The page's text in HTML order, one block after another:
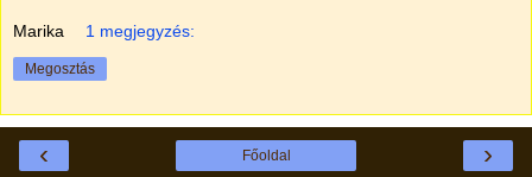
Marika 1 megjegyzés:
Megosztás
‹ ›
Főoldal